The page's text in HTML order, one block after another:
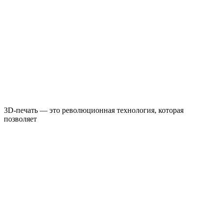
3D-печать — это революционная технология, которая
позволяет